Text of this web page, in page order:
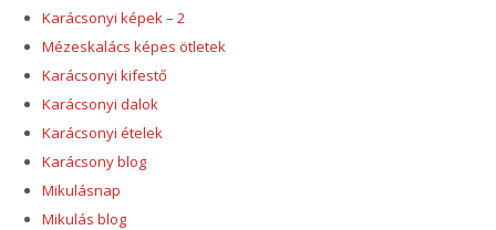
Karácsonyi képek – 2
Mézeskalács képes ötletek
Karácsonyi kifestő
Karácsonyi dalok
Karácsonyi ételek
Karácsony blog
Mikulásnap
Mikulás blog